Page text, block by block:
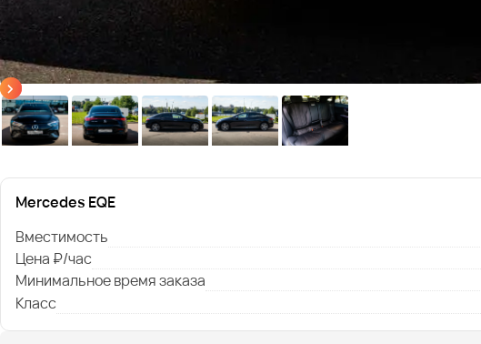
Mercedes EQE
Вместимость
Цена ₽/час
Минимальное время заказа
Класс